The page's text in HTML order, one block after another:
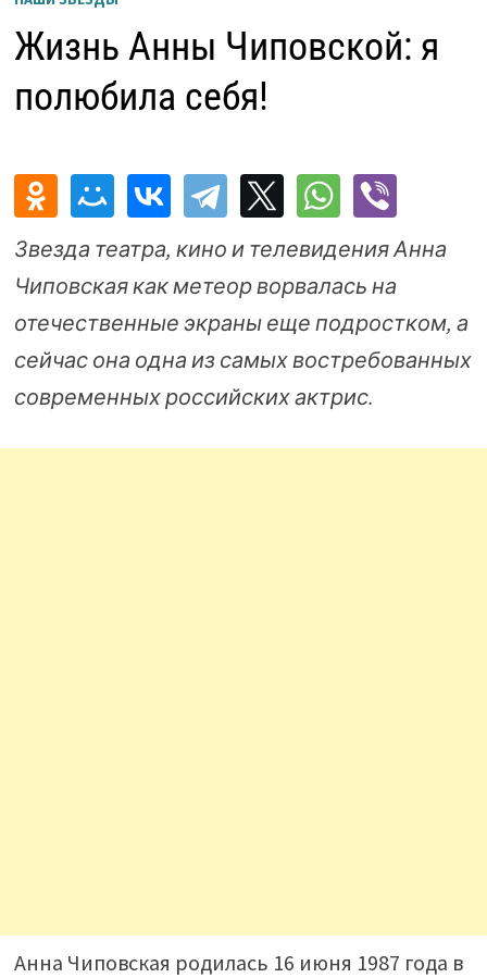
Жизнь Анны Чиповской: я
полюбила себя!
Звезда театра, кино и телевидения Анна
Чиповская как метеор ворвалась на
отечественные экраны еще подростком, а
сейчас она одна из самых востребованных
современных российских актрис.
Анна Чиповская родилась 16 июня 1987 года в